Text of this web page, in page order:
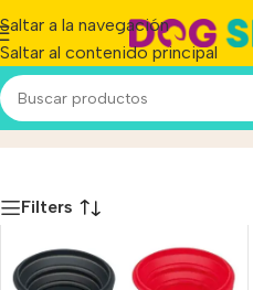
Saltar a la navegación
Saltar al contenido principal
Bebederos
Filters